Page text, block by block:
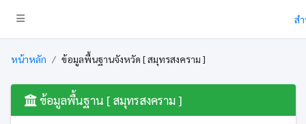
ส
หน้าหลัก ข้อมูลพื้นฐานจังหวัด [ สมุทรสงคราม ]
ข้อมูลพื้นฐาน [ สมุทรสงคราม ]